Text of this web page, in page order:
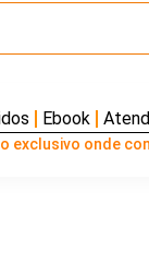
Ebook
exclusivo onde